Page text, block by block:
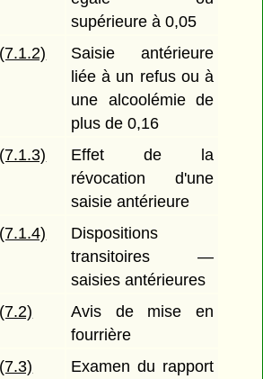
supérieure à 0,05
(7.1.2)
Saisie antérieure
liée à un refus ou à
une alcoolémie de
plus de 0,16
(7.1.3)
Effet de la
révocation d'une
saisie antérieure
(7.1.4)
Dispositions
transitoires —
saisies antérieures
(7.2)
Avis de mise en
fourrière
(7.3)
Examen du rapport